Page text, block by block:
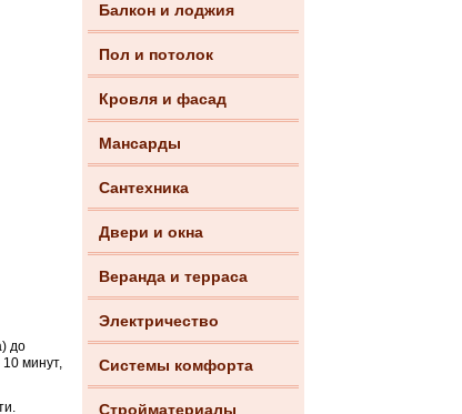
Балкон и лоджия
Пол и потолок
Кровля и фасад
Мансарды
Сантехника
Двери и окна
Веранда и терраса
Электричество
Системы комфорта
Стройматериалы
до
минут,